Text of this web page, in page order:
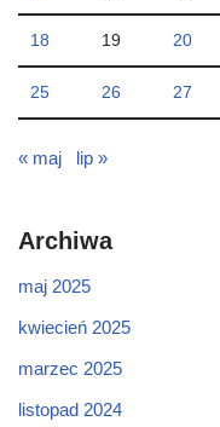
18 19 20
25 26 27
« maj lip »
Archiwa
maj 2025
kwiecień 2025
marzec 2025
listopad 2024